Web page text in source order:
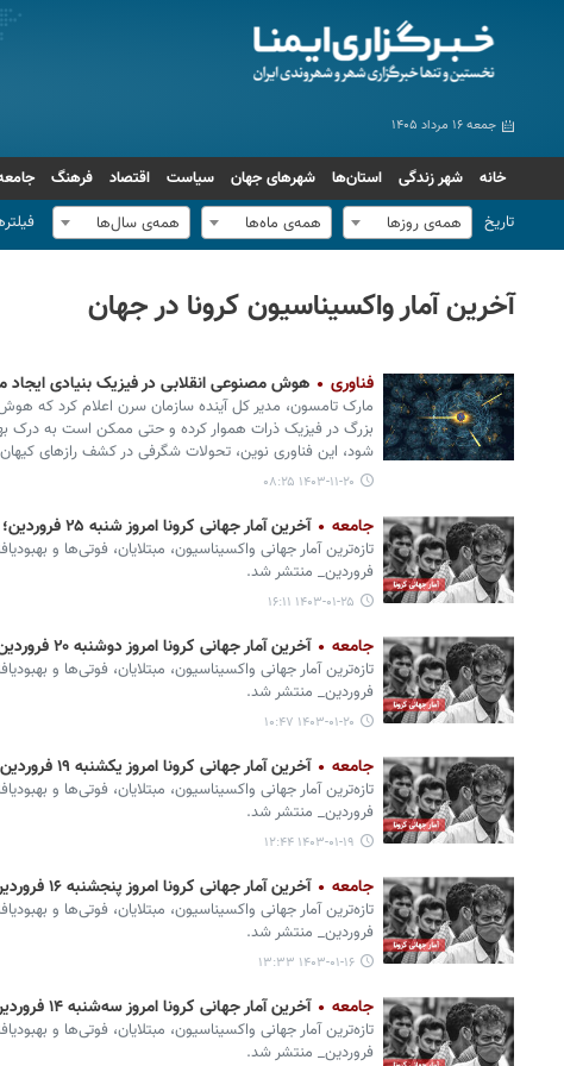
جمعه ۱۶ مرداد ۱۴۰۵
خانه شهر زندگی استان‌ها شهرهای جهان سیاست اقتصاد فرهنگ
تاریخ
همه‌ی روزها همه‌ی ماه‌ها همه‌ی سال‌ها
آخرین آمار واکسیناسیون کرونا در جهان
فناوری هوش مصنوعی انقلابی در فیزیک بنیادی ایجاد
مارک تامسون، مدیر کل آینده سازمان سرن اعلام کرد که
بزرگ در فیزیک ذرات هموار کرده و حتی ممکن است به درک
شود، این فناوری نوین، تحولات شگرفی در کشف رازهای
۱۴۰۳-۱۱-۲۰ ۰۸:۲۵
جامعه آخرین آمار جهانی کرونا امروز شنبه ۲۵ فروردین؛ ۵۷ فوتی و ۳ هزار ابتلای جدید
تازه‌ترین آمار جهانی واکسیناسیون، مبتلایان، فوتی‌ها و
فروردین_ منتشر شد.
۱۴۰۳-۰۱-۲۵ ۱۶:۱۱
جامعه آخرین آمار جهانی کرونا امروز دوشنبه ۲۰ فروردین؛ ۲۲ فوتی و ۱۰۰۰ ابتلای جدید
تازه‌ترین آمار جهانی واکسیناسیون، مبتلایان، فوتی‌ها و
فروردین_ منتشر شد.
۱۴۰۳-۰۱-۲۰ ۱۰:۴۷
جامعه آخرین آمار جهانی کرونا امروز یکشنبه ۱۹ فروردین؛ یک فوتی و ۱۰۰۰ ابتلای جدید
تازه‌ترین آمار جهانی واکسیناسیون، مبتلایان، فوتی‌ها و
فروردین_ منتشر شد.
۱۴۰۳-۰۱-۱۹ ۱۲:۴۴
جامعه آخرین آمار جهانی کرونا امروز پنجشنبه ۱۶ فروردین؛ ۳۵ فوتی و ۴۰۰۰ ابتلای جدید
تازه‌ترین آمار جهانی واکسیناسیون، مبتلایان، فوتی‌ها و
فروردین_ منتشر شد.
۱۴۰۳-۰۱-۱۶ ۱۳:۳۳
جامعه آخرین آمار جهانی کرونا امروز سه‌شنبه ۱۴ فروردین؛ ۳ فوتی و ۱۰۰۰ ابتلای جدید
تازه‌ترین آمار جهانی واکسیناسیون، مبتلایان، فوتی‌ها و
فروردین_ منتشر شد.